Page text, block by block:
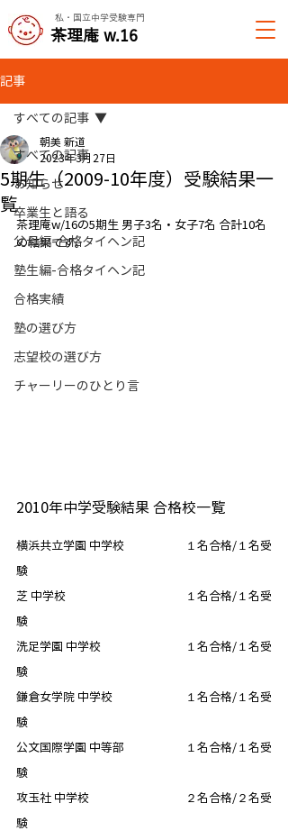
私・国立中学受験専門
​茶理庵 w.16
記事
すべての記事
お知らせ
卒業生と語る
父母編-合格タイヘン記
塾生編-合格タイヘン記
合格実績
塾の選び方
志望校の選び方
チャーリーのひとり言
すべての記事
5期生（2009-10年度）受験結果一
覧
朝美 新道
2023年3月27日
茶理庵w/16の5期生 男子3名・女子7名 合計10名
の結果です。
2010年中学受験結果 合格校一覧
横浜共立学園 中学校　　　　　 １名合格/１名受
験
芝 中学校　　　　　　　　　　 １名合格/１名受
験
洗足学園 中学校　　　　　　　 １名合格/１名受
験
鎌倉女学院 中学校　　　　　　 １名合格/１名受
験
公文国際学園 中等部　　　　　 １名合格/１名受
験
攻玉社 中学校　　　　　　　　 ２名合格/２名受
験